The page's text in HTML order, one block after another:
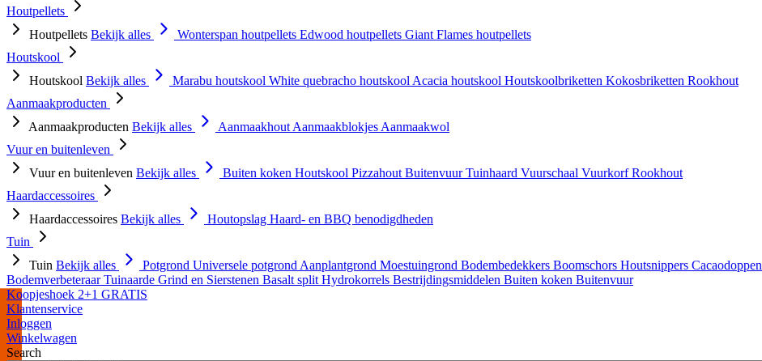
Houtpellets
Houtpellets Bekijk alles Wonterspan houtpellets Edwood houtpellets Giant Flames houtpellets
Houtskool
Houtskool Bekijk alles Marabu houtskool White quebracho houtskool Acacia houtskool Houtskoolbriketten Kokosbriketten Rookhout
Aanmaakproducten
Aanmaakproducten Bekijk alles Aanmaakhout Aanmaakblokjes Aanmaakwol
Vuur en buitenleven
Vuur en buitenleven Bekijk alles Buiten koken Houtskool Pizzahout BuitenvuurTuinhaard Vuurschaal VuurkorfRookhout
Haardaccessoires
Haardaccessoires Bekijk alles Houtopslag Haard- en BBQ benodigdheden
Tuin
Tuin Bekijk alles Potgrond Universele potgrond Aanplantgrond Moestuingrond Bodembedekkers Boomschors Houtsnippers Cacaodoppen
BodemverbeteraarTuinaarde Grind en Sierstenen Basalt split Hydrokorrels Bestrijdingsmiddelen Buiten koken Buitenvuur
Koopjeshoek 2+1 GRATIS
Klantenservice
Inloggen
Winkelwagen
Search